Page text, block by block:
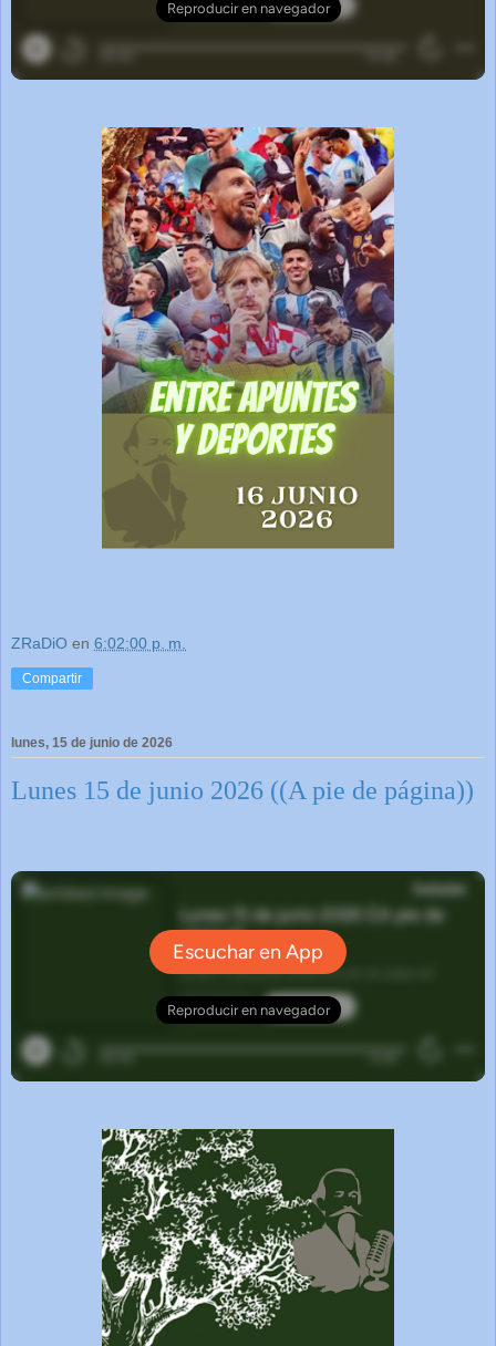
ZRaDiO en 6:02:00 p. m.
Compartir
lunes, 15 de junio de 2026
Lunes 15 de junio 2026 ((A pie de página))